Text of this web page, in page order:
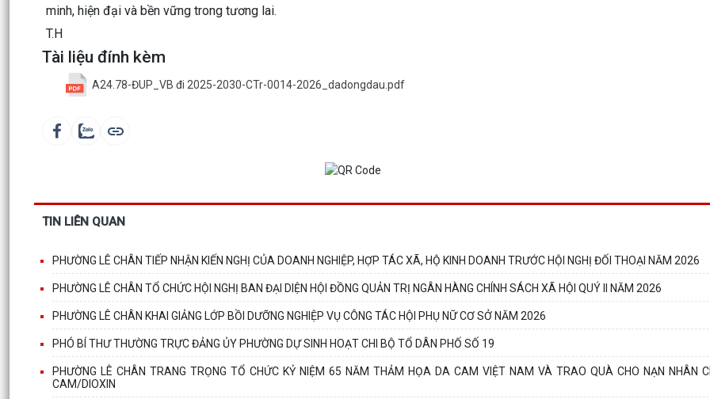
minh, hiện đại và bền vững trong tương lai.
T.H
Tài liệu đính kèm
A24.78-ĐUP_VB đi 2025-2030-CTr-0014-2026_dadongdau.pdf
TIN LIÊN QUAN
PHƯỜNG LÊ CHÂN TIẾP NHẬN KIẾN NGHỊ CỦA DOANH NGHIỆP, HỢP TÁC XÃ, HỘ KINH DOANH TRƯỚC HỘI NGHỊ ĐỐI THOẠI NĂM 2026
PHƯỜNG LÊ CHÂN TỔ CHỨC HỘI NGHỊ BAN ĐẠI DIỆN HỘI ĐỒNG QUẢN TRỊ NGÂN HÀNG CHÍNH SÁCH XÃ HỘI QUÝ II NĂM 2026
PHƯỜNG LÊ CHÂN KHAI GIẢNG LỚP BỒI DƯỠNG NGHIỆP VỤ CÔNG TÁC HỘI PHỤ NỮ CƠ SỞ NĂM 2026
PHÓ BÍ THƯ THƯỜNG TRỰC ĐẢNG ỦY PHƯỜNG DỰ SINH HOẠT CHI BỘ TỔ DÂN PHỐ SỐ 19
PHƯỜNG LÊ CHÂN TRANG TRỌNG TỔ CHỨC KỶ NIỆM 65 NĂM THẢM HỌA DA CAM VIỆT NAM VÀ TRAO QUÀ CHO NẠN NHÂN
CAM/DIOXIN